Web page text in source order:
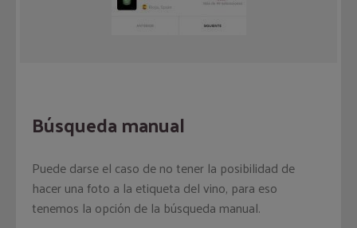
Búsqueda manual
Puede darse el caso de no tener la posibilidad de
hacer una foto a la etiqueta del vino, para eso
tenemos la opción de la búsqueda manual.